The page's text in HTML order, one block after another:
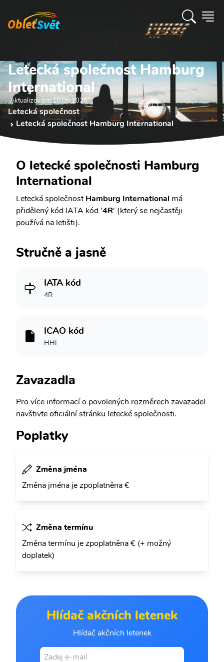
Letecká společnost Hamburg
International
Aktualizováno 10.08 2026
Letecká společnost
Letecká společnost Hamburg International
O letecké společnosti Hamburg
International
Letecká společnostHamburg International má
přidělený kód IATA kód '4R' (který se nejčastěji
používá na letišti).
Stručně a jasně
IATA kód
4R
ICAO kód
HHI
Zavazadla
Pro více informací o povolených rozměrech zavazadel
navštivte oficiální stránku letecké společnosti.
Poplatky
Změna jména
Změna jména je zpoplatněna €
Změna termínu
Změna termínu je zpoplatněna € (+ možný
doplatek)
Hlídač akčních letenek
Hlídač akčních letenek